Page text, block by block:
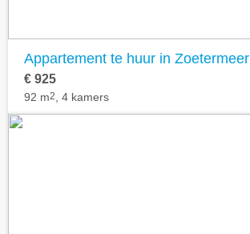
Appartement te huur in Zoetermeer
€ 925
92 m2 , 4 kamers